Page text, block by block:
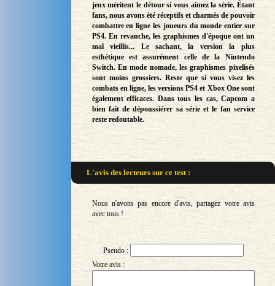
jeux méritent le détour si vous aimez la série. Étant
fans, nous avons été réceptifs et charmés de pouvoir
combattre en ligne les joueurs du monde entier sur
PS4. En revanche, les graphismes d'époque ont un
mal vieillis... Le sachant, la version la plus
esthétique est assurément celle de la Nintendo
Switch. En mode nomade, les graphismes pixelisés
sont moins grossiers. Reste que si vous visez les
combats en ligne, les versions PS4 et Xbox One sont
également efficaces. Dans tous les cas, Capcom a
bien fait de dépoussiérer sa série et le fan service
reste redoutable.
L'avis des lecteurs surce test :
Nous n'avons pas encore d'avis, partagez votre avis
avec tous !
Pseudo :
Votre avis :